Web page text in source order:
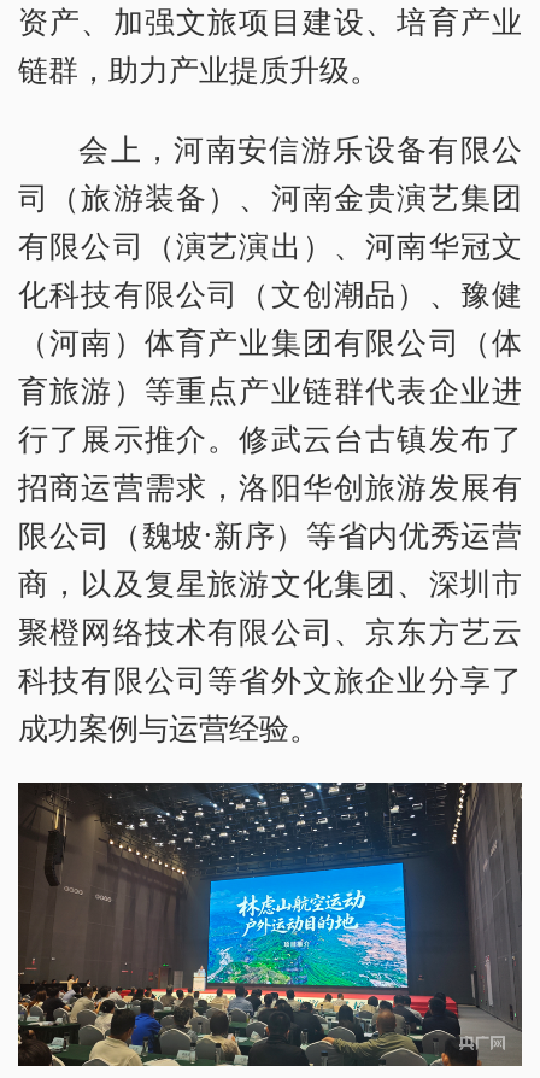
资产、加强文旅项目建设、培育产业
链群，助力产业提质升级。
会上，河南安信游乐设备有限公
司（旅游装备）、河南金贵演艺集团
有限公司（演艺演出）、河南华冠文
化科技有限公司（文创潮品）、豫健
（河南）体育产业集团有限公司（体
育旅游）等重点产业链群代表企业进
行了展示推介。修武云台古镇发布了
招商运营需求，洛阳华创旅游发展有
限公司（魏坡·新序）等省内优秀运营
商，以及复星旅游文化集团、深圳市
聚橙网络技术有限公司、京东方艺云
科技有限公司等省外文旅企业分享了
成功案例与运营经验。